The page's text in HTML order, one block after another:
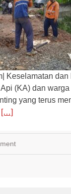
Keselamatan dan
(KA) dan warga
yang terus
[…]